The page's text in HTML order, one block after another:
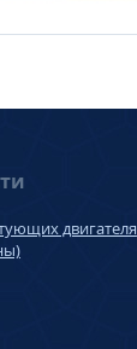
двигателя